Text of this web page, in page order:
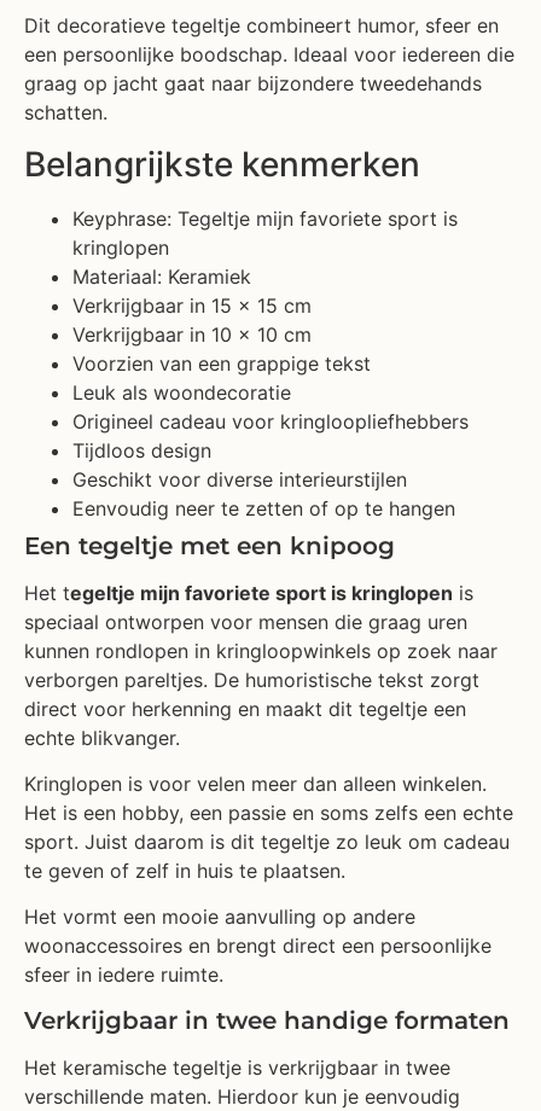
Dit decoratieve tegeltje combineert humor, sfeer en
een persoonlijke boodschap. Ideaal voor iedereen die
graag op jacht gaat naar bijzondere tweedehands
schatten.
Belangrijkste kenmerken
Keyphrase: Tegeltje mijn favoriete sport is
kringlopen
Materiaal: Keramiek
Verkrijgbaar in 15 x 15 cm
Verkrijgbaar in 10 x 10 cm
Voorzien van een grappige tekst
Leuk als woondecoratie
Origineel cadeau voor kringloopliefhebbers
Tijdloos design
Geschikt voor diverse interieurstijlen
Eenvoudig neer te zetten of op te hangen
Een tegeltje met een knipoog
Het tegeltje mijn favoriete sport is kringlopen is
speciaal ontworpen voor mensen die graag uren
kunnen rondlopen in kringloopwinkels op zoek naar
verborgen pareltjes. De humoristische tekst zorgt
direct voor herkenning en maakt dit tegeltje een
echte blikvanger.
Kringlopen is voor velen meer dan alleen winkelen.
Het is een hobby, een passie en soms zelfs een echte
sport. Juist daarom is dit tegeltje zo leuk om cadeau
te geven of zelf in huis te plaatsen.
Het vormt een mooie aanvulling op andere
woonaccessoires en brengt direct een persoonlijke
sfeer in iedere ruimte.
Verkrijgbaar in twee handige formaten
Het keramische tegeltje is verkrijgbaar in twee
verschillende maten. Hierdoor kun je eenvoudig